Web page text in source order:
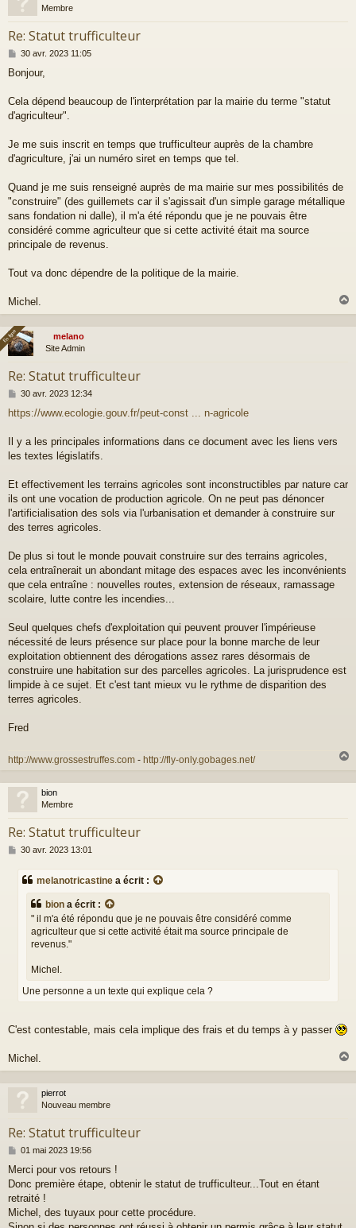
Membre
Re: Statut trufficulteur
M
s
a
g
e
30 avr. 2023 11:05
Bonjour,
Cela dépend beaucoup de l'interprétation par la mairie du terme "statut
d'agriculteur".
Je me suis inscrit en temps que trufficulteur auprès de la chambre
d'agriculture, j'ai un numéro siret en temps que tel.
Quand je me suis renseigné auprès de ma mairie sur mes possibilités de
"construire" (des guillemets car il s'agissait d'un simple garage métallique
sans fondation ni dalle), il m'a été répondu que je ne pouvais être
considéré comme agriculteur que si cette activité était ma source
principale de revenus.
Tout va donc dépendre de la politique de la mairie.
Michel.
a
melano
Site Admin
Re: Statut trufficulteur
M
s
a
g
30 avr. 2023 12:34
https://www.ecologie.gouv.fr/peut-const ... n-agricole
Il y a les principales informations dans ce document avec les liens vers
les textes législatifs.
Et effectivement les terrains agricoles sont inconstructibles par nature car
ils ont une vocation de production agricole. On ne peut pas dénoncer
l'artificialisation des sols via l'urbanisation et demander à construire sur
des terres agricoles.
De plus si tout le monde pouvait construire sur des terrains agricoles,
cela entraînerait un abondant mitage des espaces avec les inconvénients
que cela entraîne : nouvelles routes, extension de réseaux, ramassage
scolaire, lutte contre les incendies...
Seul quelques chefs d'exploitation qui peuvent prouver l'impérieuse
nécessité de leurs présence sur place pour la bonne marche de leur
exploitation obtiennent des dérogations assez rares désormais de
construire une habitation sur des parcelles agricoles. La jurisprudence est
limpide à ce sujet. Et c'est tant mieux vu le rythme de disparition des
terres agricoles.
Fred
http://www.grossestruffes.com - http://fly-only.gobages.net/
u
En ligne
En ligne
bion
Membre
Re: Statut trufficulteur
M
s
30 avr. 2023 13:01
melanotricastine a écrit :
bion a écrit :
" il m'a été répondu que je ne pouvais être considéré comme
agriculteur que si cette activité était ma source principale de
revenus."
Michel.
Une personne a un texte qui explique cela ?
C'est contestable, mais cela implique des frais et du temps à y passer
Michel.
a
pierrot
Nouveau membre
Re: Statut trufficulteur
M
s
s
a
g
01 mai 2023 19:56
Merci pour vos retours !
Donc première étape, obtenir le statut de trufficulteur...Tout en étant
retraité !
Michel, des tuyaux pour cette procédure.